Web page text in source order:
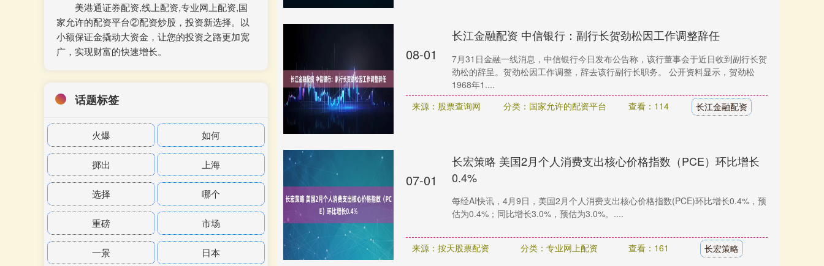
08-01
长江金融配资 中信银行：副行长贺劲松因工作调整辞任
7月31日金融一线消息，中信银行今日发布公告称，该行董事会于近日收到副行长贺
劲松的辞呈。贺劲松因工作调整，辞去该行副行长职务。 公开资料显示，贺劲松
1968年1....
来源：股票查询网
分类：国家允许的配资平台 查看：114 长江金融配资
07-01
长宏策略 美国2月个人消费支出核心价格指数（PCE）环比增长
0.4%
每经AI快讯，4月9日，美国2月个人消费支出核心价格指数(PCE)环比增长0.4%，预
估为0.4%；同比增长3.0%，预估为3.0%。....
来源：按天股票配资 分类：专业网上配资 查看：161 长宏策略
美港通证券配资,线上配资,专业网上配资,国
家允许的配资平台②配资炒股，投资新选择。以
小额保证金撬动大资金，让您的投资之路更加宽
广，实现财富的快速增长。
话题标签
火爆 如何
掷出 上海
选择 哪个
重磅 市场
一景 日本